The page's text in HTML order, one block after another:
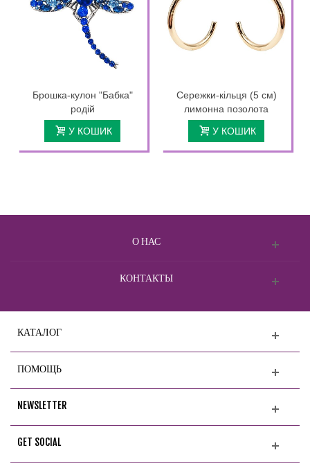
Брошка-кулон "Бабка"
родій
У КОШИК
Сережки-кільця (5 см)
лимонна позолота
У КОШИК
О НАС
КОНТАКТЫ
КАТАЛОГ
ПОМОЩЬ
NEWSLETTER
GET SOCIAL